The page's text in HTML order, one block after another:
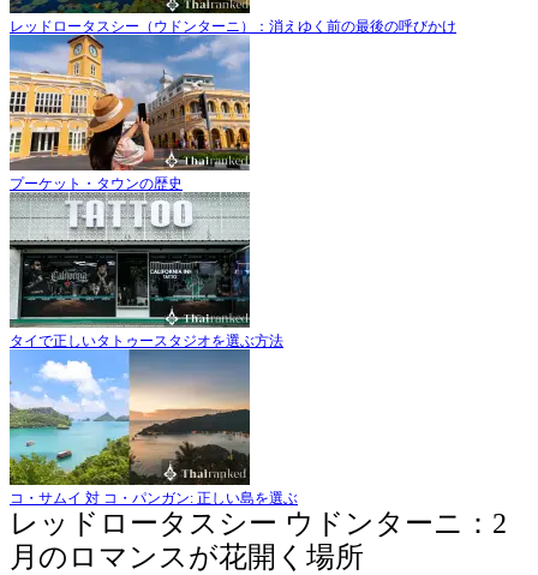
レッドロータスシー（ウドンターニ）：消えゆく前の最後の呼びかけ
プーケット・タウンの歴史
タイで正しいタトゥースタジオを選ぶ方法
コ・サムイ 対 コ・パンガン: 正しい島を選ぶ
レッドロータスシー ウドンターニ：2
月のロマンスが花開く場所